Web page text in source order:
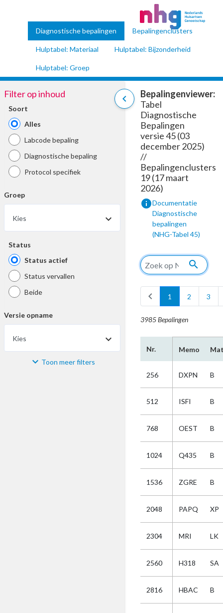
Diagnostische bepalingen Bepalingenclusters
Hulptabel: Materiaal Hulptabel: Bijzonderheid
Hulptabel: Groep
chevron_left
Filter op inhoud
Soort
Alles
Labcode bepaling
Diagnostische bepaling
Protocol specifiek
Groep
Kies
Status
Status actief
Status vervallen
Beide
Versie opname
Kies
Materiaal Toon meer filters
Bepalingenviewer:
Tabel
Diagnostische
Bepalingen
versie 45 (03
december 2025)
//
Bepalingenclusters
19 (17 maart
2026)
infoDocumentatie
Diagnostische
bepalingen
(NHG-Tabel 45)
search
chevron_left 1 2 3
3985 Bepalingen
Nr. Memo
256 DXPN B
512 ISFI B
768 OEST B
1024 Q435 B
1536 ZGRE B
2048 PAPQ XP
2304 MRI LK
2560 H318 SA
2816 HBAC B